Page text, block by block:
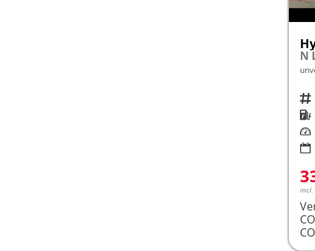
Fahrzeugnr.
Kraftstoff
Leistung
incl.
CO
CO